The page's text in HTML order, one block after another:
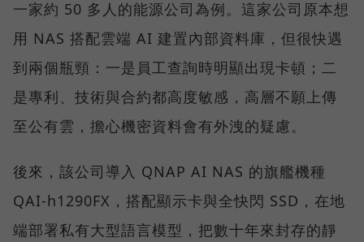
一家約 50 多人的能源公司為例。這家公司原本想
用 NAS 搭配雲端 AI 建置內部資料庫，但很快遇
到兩個瓶頸：一是員工查詢時明顯出現卡頓；二
是專利、技術與合約都高度敏感，高層不願上傳
至公有雲，擔心機密資料會有外洩的疑慮。
後來，該公司導入 QNAP AI NAS 的旗艦機種
QAI-h1290FX，搭配顯示卡與全快閃 SSD，在地
端部署私有大型語言模型，把數十年來封存的靜